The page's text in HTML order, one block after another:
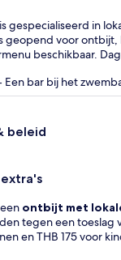
gespecialiseerd in
geopend voor ontbijt,
beschikbaar.
- Een bar bij het
beleid
ontbijt met
tegen een toeslag
en THB 175 voor